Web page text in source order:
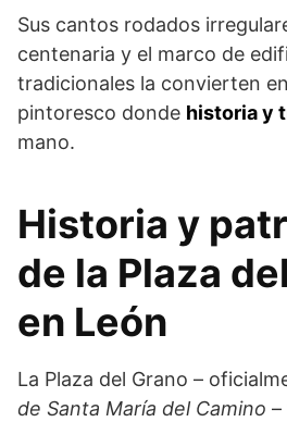
Sus cantos rodados
centenaria y el marco de
tradicionales la convierten
pintoresco donde historia y
mano.
Historia y
de la Plaza
en León
La Plaza del Grano –
de Santa María del Camino –